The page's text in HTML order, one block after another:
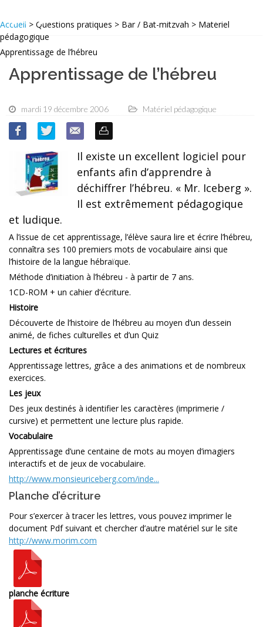
Accueil > Questions pratiques > Bar / Bat-mitzvah > Matériel
pédagogique
Apprentissage de l’hébreu
Apprentissage de l’hébreu
mardi 19 décembre 2006 Matériel pédagogique
Il existe un excellent logiciel pour
enfants afin d’apprendre à
déchiffrer l’hébreu. « Mr. Iceberg ».
Il est extrêmement pédagogique
et ludique.
A l’issue de cet apprentissage, l’élève saura lire et écrire l’hébreu,
connaîtra ses 100 premiers mots de vocabulaire ainsi que
l’histoire de la langue hébraïque.
Méthode d’initiation à l’hébreu - à partir de 7 ans.
1CD-ROM + un cahier d’écriture.
Histoire
Découverte de l’histoire de l’hébreu au moyen d’un dessein
animé, de fiches culturelles et d’un Quiz
Lectures et écritures
Apprentissage lettres, grâce a des animations et de nombreux
exercices.
Les jeux
Des jeux destinés à identifier les caractères (imprimerie /
cursive) et permettent une lecture plus rapide.
Vocabulaire
Apprentissage d’une centaine de mots au moyen d’imagiers
interactifs et de jeux de vocabulaire.
http://www.monsieuriceberg.com/inde...
Planche d’écriture
Pour s’exercer à tracer les lettres, vous pouvez imprimer le
document Pdf suivant et chercher d’autre matériel sur le site
http://www.morim.com
planche écriture